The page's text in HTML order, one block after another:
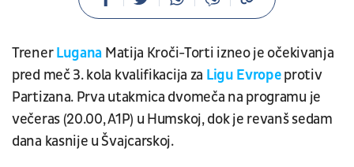
TrenerLugana Matija Kroči-Torti izneo je očekivanja
pred meč 3. kola kvalifikacija za Ligu Evropeprotiv
Partizana. Prva utakmica dvomeča na programu je
večeras (20.00, A1P) u Humskoj, dok je revanš sedam
dana kasnije u Švajcarskoj.